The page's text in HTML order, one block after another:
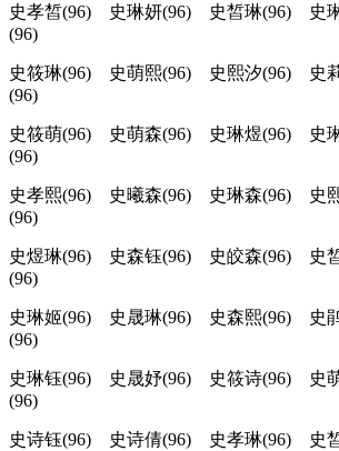
史孝皙(96) 史琳妍(96) 史皙琳(96) 史
(96)
史筱琳(96) 史萌熙(96) 史熙汐(96) 史
(96)
史筱萌(96) 史萌森(96) 史琳煜(96) 史
(96)
史孝熙(96) 史曦森(96) 史琳森(96) 史
(96)
史煜琳(96) 史森钰(96) 史皎森(96) 史
(96)
史琳姬(96) 史晟琳(96) 史森熙(96) 史
(96)
史琳钰(96) 史晟妤(96) 史筱诗(96) 史
(96)
史诗钰(96) 史诗倩(96) 史孝琳(96) 史